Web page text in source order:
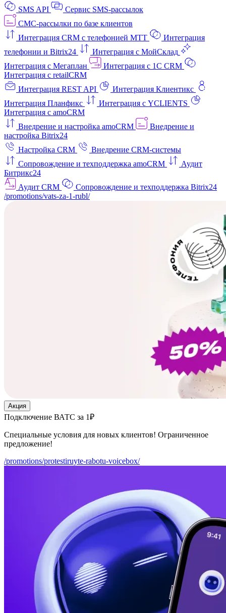
SMS API
Сервис SMS-рассылок
СМС-рассылки по базе клиентов
Интеграция CRM с телефонией МТТ
Интеграция
телефонии и Bitrix24
Интеграция с МойСклад
Интеграция с Мегаплан
Интеграция с 1C CRM
Интеграция с retailCRM
Интеграция REST API
Интеграция Клиентикс
Интеграция Планфикс
Интеграция с YCLIENTS
Интеграция с amoCRM
Внедрение и настройка amoCRM
Внедрение и
настройка Bitrix24
Настройка CRM
Внедрение CRM-системы
Сопровождение и техподдержка amoCRM
Аудит
Битрикс24
Аудит CRM
Сопровождение и техподдержка Bitrix24
/promotions/vats-za-1-rubl/
Акция
Подключение ВАТС за 1₽
Специальные условия для новых клиентов! Ограниченное
предложение!
/promotions/protestiruyte-rabotu-voicebox/